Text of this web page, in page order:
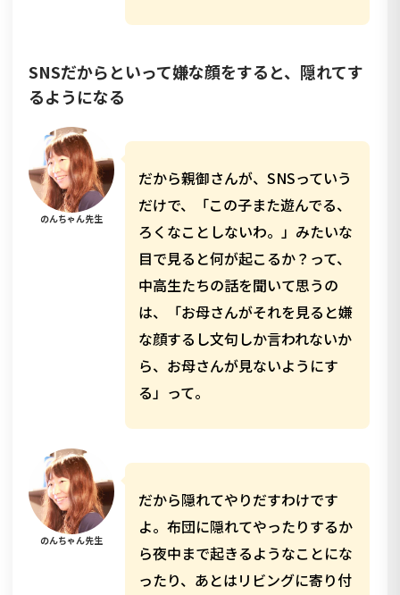
SNSだからといって嫌な顔をすると、隠れてす
るようになる
のんちゃん先生
だから親御さんが、SNSっていう
だけで、「この子また遊んでる、
ろくなことしないわ。」みたいな
目で見ると何が起こるか？って、
中高生たちの話を聞いて思うの
は、「お母さんがそれを見ると嫌
な顔するし文句しか言われないか
ら、お母さんが見ないようにす
る」って。
のんちゃん先生
だから隠れてやりだすわけです
よ。布団に隠れてやったりするか
ら夜中まで起きるようなことにな
ったり、あとはリビングに寄り付